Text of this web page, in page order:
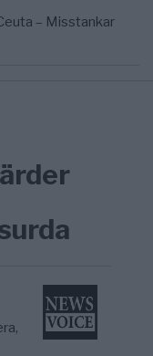
to Fight Iran is
dras in i krig